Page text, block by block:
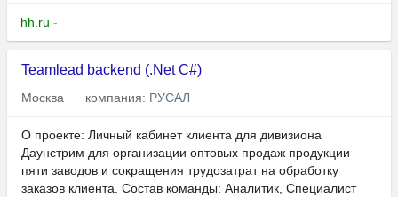
hh.ru -
Teamlead backend (.Net C#)
Москва компания: РУСАЛ
О проекте: Личный кабинет клиента для дивизиона
Даунстрим для организации оптовых продаж продукции
пяти заводов и сокращения трудозатрат на обработку
заказов клиента. Состав команды: Аналитик, Специалист